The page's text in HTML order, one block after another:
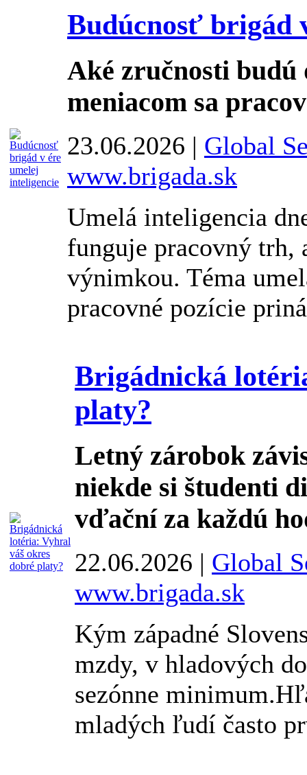
Budúcnosť brigád
Aké zručnosti
meniacom sa
23.06.2026 | Global
www.brigada.sk
Umelá inteligencia
funguje pracovný trh,
výnimkou. Téma
pracovné pozície
Brigádnická
platy?
Letný zárobok
niekde si študenti
vďační za každú
22.06.2026 | Global
www.brigada.sk
Kým západné
mzdy, v hladových
sezónne
mladých ľudí často